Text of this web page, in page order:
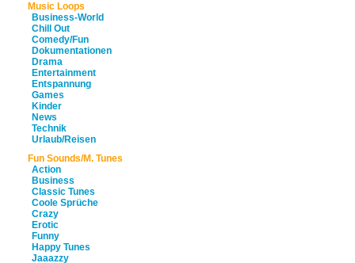
Music Loops
Business-World
Chill Out
Comedy/Fun
Dokumentationen
Drama
Entertainment
Entspannung
Games
Kinder
News
Technik
Urlaub/Reisen
Fun Sounds/M. Tunes
Action
Business
Classic Tunes
Coole Sprüche
Crazy
Erotic
Funny
Happy Tunes
Jaaazzy